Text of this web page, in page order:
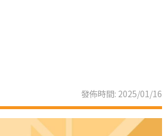
發佈時間: 2025/01/16